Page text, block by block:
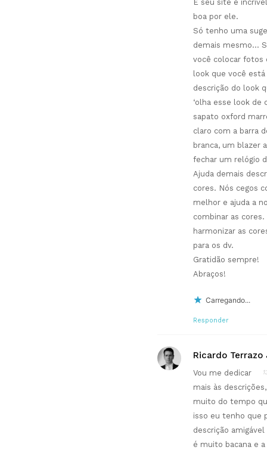
E seu site é
boa por ele.
Só tenho uma
demais mesmo…
você colocar fotos
look que você
descrição do look
‘olha esse look
sapato oxford
claro com a barra
branca, um blazer
fechar um relógio
Ajuda demais
cores. Nós cegos
melhor e ajuda a
combinar as cores.
harmonizar as
para os dv.
Gratidão sempre!
Abraços!
Carregando...
Responder
Ricardo Terrazo
Vou me dedicar
mais às
muito do tempo
isso eu tenho que
descrição
é muito bacana e